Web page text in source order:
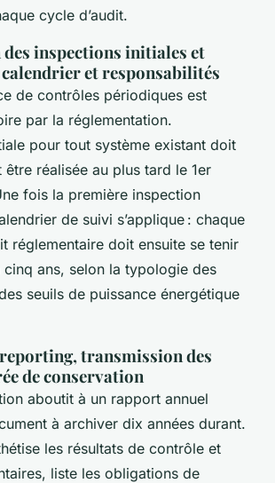
cycle d’audit.
inspections initiales et
et responsabilités
de contrôles périodiques est
par la réglementation.
pour tout système existant doit
être réalisée au plus tard le 1er
fois la première inspection
de suivi s’applique : chaque
réglementaire doit ensuite se tenir
ans, selon la typologie des
seuils de puissance énergétique
reporting, transmission des
de conservation
aboutit à un rapport annuel
à archiver dix années durant.
les résultats de contrôle et
liste les obligations de